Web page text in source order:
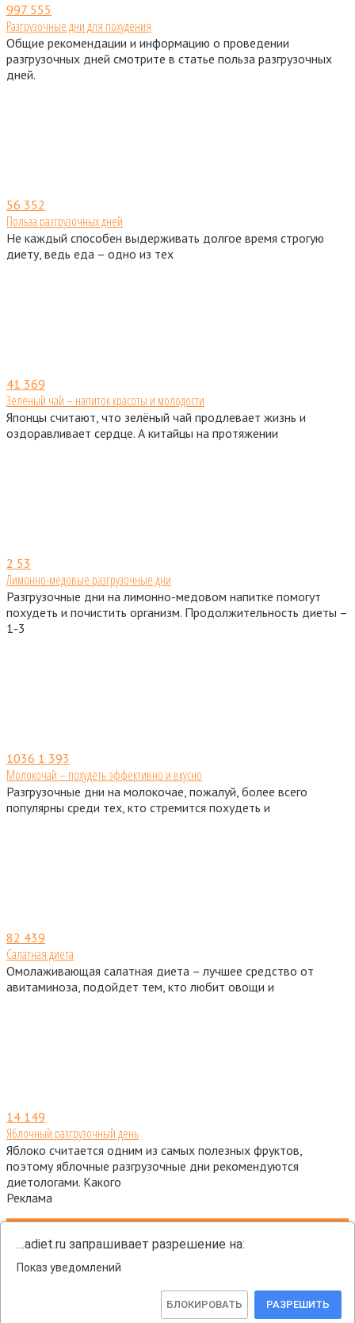
997 555
Разгрузочные дни для похудения
Общие рекомендации и информацию о проведении
разгрузочных дней смотрите в статье польза разгрузочных
дней.
56 352
Польза разгрузочных дней
Не каждый способен выдерживать долгое время строгую
диету, ведь еда – одно из тех
41 369
Зеленый чай – напиток красоты и молодости
Японцы считают, что зелёный чай продлевает жизнь и
оздоравливает сердце. А китайцы на протяжении
2 53
Лимонно-медовые разгрузочные дни
Разгрузочные дни на лимонно-медовом напитке помогут
похудеть и почистить организм. Продолжительность диеты –
1-3
1036 1 393
Молокочай – похудеть эффективно и вкусно
Разгрузочные дни на молокочае, пожалуй, более всего
популярны среди тех, кто стремится похудеть и
82 439
Салатная диета
Омолаживающая салатная диета – лучшее средство от
авитаминоза, подойдет тем, кто любит овощи и
14 149
Яблочный разгрузочный день
Яблоко считается одним из самых полезных фруктов,
поэтому яблочные разгрузочные дни рекомендуются
диетологами. Какого
Реклама
О нас
Контакты
Политика конфиденциальности
…adiet.ru запрашивает разрешение на:
Показ уведомлений
БЛОКИРОВАТЬ РАЗРЕШИТЬ